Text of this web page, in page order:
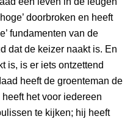
doorbroken en heeft
fundamenten van de
dat de keizer naakt is. En
is, is er iets ontzettend
heeft de groenteman de
het voor iedereen
te kijken; hij heeft